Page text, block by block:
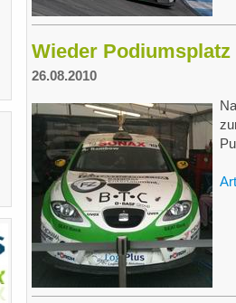
Wieder Podiumsplatz
26.08.2010